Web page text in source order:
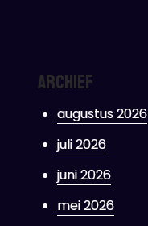
Archief
augustus 2026
juli 2026
juni 2026
mei 2026